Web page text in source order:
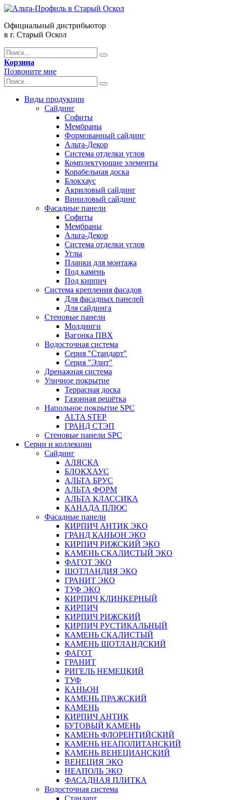
Официальный дистрибьютор
в г. Старый Оскол
Корзина
Позвоните мне
Виды продукции
Сайдинг
Софиты
Мембраны
Формованный сайдинг
Альта-Декор
Система отделки углов
Комплектующие элементы
Корабельная доска
Блокхаус
Акриловый сайдинг
Виниловый сайдинг
Фасадные панели
Софиты
Мембраны
Альта-Декор
Система отделки углов
Углы
Планки для монтажа
Под камень
Под кирпич
Система крепления фасадов
Для фасадных панелей
Для сайдинга
Стеновые панели
Молдинги
Вагонка ПВХ
Водосточная система
Серия "Стандарт"
Серия "Элит"
Дренажная система
Уличное покрытие
Террасная доска
Газонная решётка
Напольное покрытие SPC
ALTA STEP
ГРАНД СТЭП
Стеновые панели SPC
Серии и коллекции
Сайдинг
АЛЯСКА
БЛОКХАУС
АЛЬТА БРУС
АЛЬТА ФОРМ
АЛЬТА КЛАССИКА
КАНАДА ПЛЮС
Фасадные панели
КИРПИЧ АНТИК ЭКО
ГРАНД КАНЬОН ЭКО
КИРПИЧ РИЖСКИЙ ЭКО
КАМЕНЬ СКАЛИСТЫЙ ЭКО
ФАГОТ ЭКО
ШОТЛАНДИЯ ЭКО
ГРАНИТ ЭКО
ТУФ ЭКО
КИРПИЧ КЛИНКЕРНЫЙ
КИРПИЧ
КИРПИЧ РИЖСКИЙ
КИРПИЧ РУСТИКАЛЬНЫЙ
КАМЕНЬ СКАЛИСТЫЙ
КАМЕНЬ ШОТЛАНДСКИЙ
ФАГОТ
ГРАНИТ
РИГЕЛЬ НЕМЕЦКИЙ
ТУФ
КАНЬОН
КАМЕНЬ ПРАЖСКИЙ
КАМЕНЬ
КИРПИЧ АНТИК
БУТОВЫЙ КАМЕНЬ
КАМЕНЬ ФЛОРЕНТИЙСКИЙ
КАМЕНЬ НЕАПОЛИТАНСКИЙ
КАМЕНЬ ВЕНЕЦИАНСКИЙ
ВЕНЕЦИЯ ЭКО
НЕАПОЛЬ ЭКО
ФАСАДНАЯ ПЛИТКА
Водосточная система
Стандарт